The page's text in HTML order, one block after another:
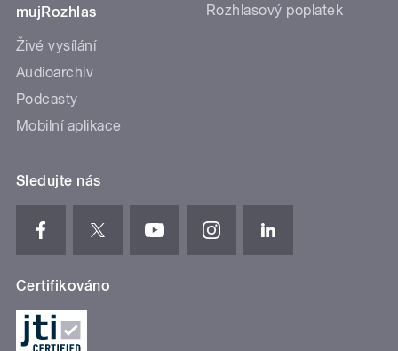
mujRozhlas
Živé vysílání
Audioarchiv
Podcasty
Mobilní aplikace
Rozhlasový poplatek
Sledujte nás
Certifikováno